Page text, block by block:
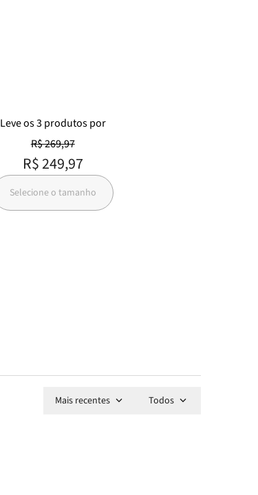
Leveos3produtospor
R$ 269,97
R$ 249,97
Selecione o tamanho
Mais recentes Todos